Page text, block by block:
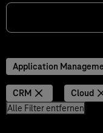
Application
CRM Cloud
Alle Filter entfernen